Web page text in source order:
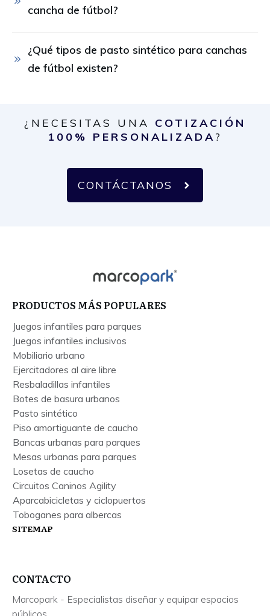
cancha de fútbol?
¿Qué tipos de pasto sintético para canchas
de fútbol existen?
¿NECESITAS UNA COTIZACIÓN
100% PERSONALIZADA?
CONTÁCTANOS
PRODUCTOS MÁS POPULARES
Juegos infantiles para parques
Juegos infantiles inclusivos
Mobiliario urbano
Ejercitadores al aire libre
Resbaladillas infantiles
Botes de basura urbanos
Pasto sintético
Piso amortiguante de caucho
Bancas urbanas para parques
Mesas urbanas para parques
Losetas de caucho
Circuitos Caninos Agility
Aparcabicicletas y ciclopuertos
Toboganes para albercas
SITEMAP
CONTACTO
Marcopark - Especialistas diseñar y equipar espacios
públicos.